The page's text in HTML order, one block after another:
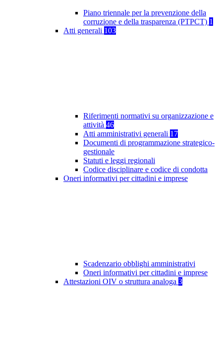
Piano triennale per la prevenzione della
corruzione e della trasparenza (PTPCT) 1
Atti generali 103
Riferimenti normativi su organizzazione e
attività 46
Atti amministrativi generali 17
Documenti di programmazione strategico-
gestionale
Statuti e leggi regionali
Codice disciplinare e codice di condotta
Oneri informativi per cittadini e imprese
Scadenzario obblighi amministrativi
Oneri informativi per cittadini e imprese
Attestazioni OIV o struttura analoga 3